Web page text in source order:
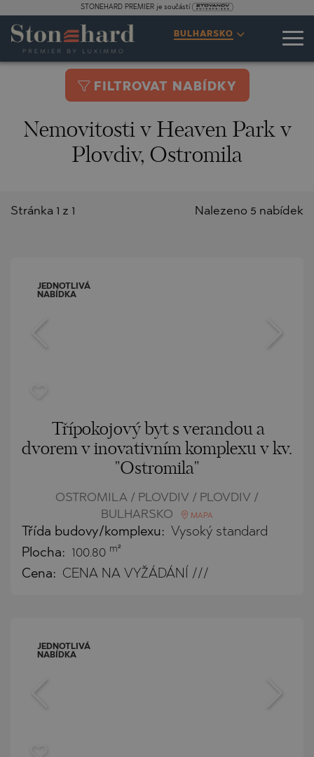
STONEHARD PREMIER je součástí
BULHARSKO
FILTROVAT NABÍDKY
Nemovitosti v Heaven Park v
Plovdiv, Ostromila
Nalezeno 5 nabídek
Stránka 1 z 1
JEDNOTLIVÁ
NABÍDKA
Třípokojový byt s verandou a
dvorem v inovativním komplexu v kv.
"Ostromila"
OSTROMILA / PLOVDIV / PLOVDIV /
BULHARSKO
MAPA
Třída budovy/komplexu: Vysoký standard
Plocha: 100.80 m²
Cena: CENA NA VYŽÁDÁNÍ ///
JEDNOTLIVÁ
NABÍDKA